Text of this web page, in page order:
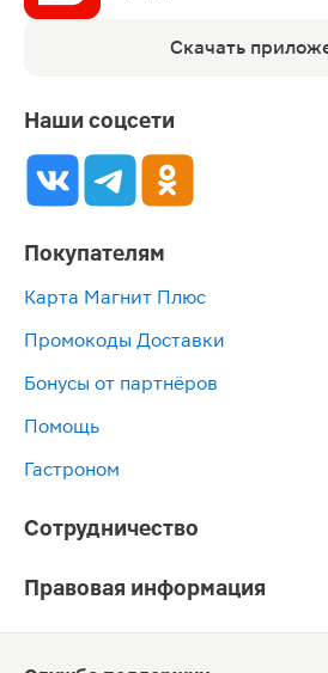
Скачать
Наши соцсети
Покупателям
Карта Магнит Плюс
Промокоды Доставки
Бонусы от партнёров
Помощь
Гастроном
Сотрудничество
Правовая информация